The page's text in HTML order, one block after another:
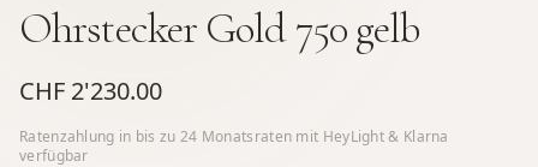
Ohrstecker Gold 750 gelb
CHF 2'230.00
Ratenzahlung in bis zu 24 Monatsraten mit HeyLight & Klarna
verfügbar